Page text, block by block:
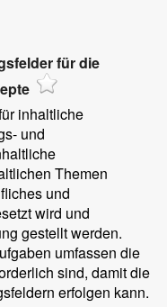
für die
inhaltliche
und
Themen
und
wird und
gestellt werden.
umfassen die
sind, damit die
erfolgen kann.